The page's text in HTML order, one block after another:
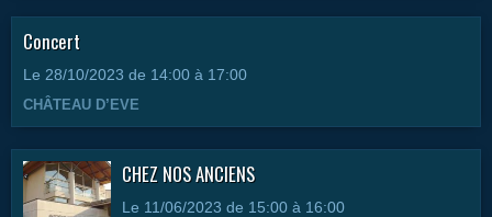
Concert
Le 28/10/2023 de 14:00 à 17:00
CHÂTEAU D’EVE
CHEZ NOS ANCIENS
Le 11/06/2023 de 15:00 à 16:00